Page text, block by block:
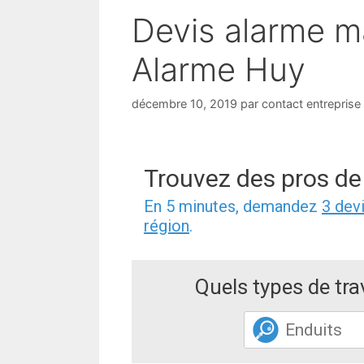
Devis alarme
Alarme Huy
décembre 10, 2019 par contact entreprise
Trouvez des pros
En 5 minutes, demandez 3
région.
Quels types de